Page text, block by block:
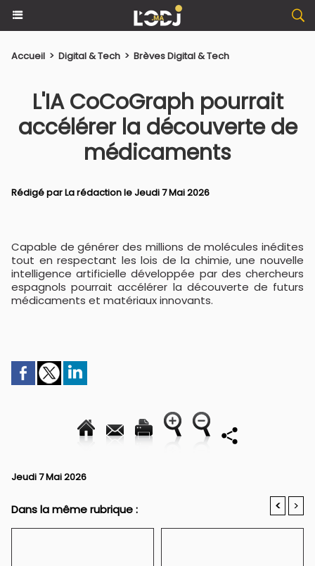
Accueil > Digital & Tech > Brèves Digital & Tech
L'IA CoCoGraph pourrait
accélérer la découverte de
médicaments
Rédigé par La rédaction le Jeudi 7 Mai 2026
Capable de générer des millions de molécules inédites
tout en respectant les lois de la chimie, une nouvelle
intelligence artificielle développée par des chercheurs
espagnols pourrait accélérer la découverte de futurs
médicaments et matériaux innovants.
Jeudi 7 Mai 2026
Dans la même rubrique : < >